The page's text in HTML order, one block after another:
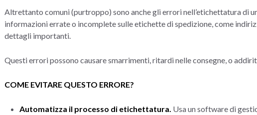
Altrettanto comuni (purtroppo) sono anche gli errori nell’etichettatura di
informazioni errate o incomplete sulle etichette di spedizione, come
dettagli importanti.
Questi errori possono causare smarrimenti, ritardi nelle consegne, o
COME EVITARE QUESTO ERRORE?
Automatizza il processo di etichettatura. Usa un software di